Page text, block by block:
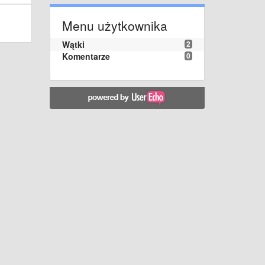
Menu użytkownika
2
Wątki
0
Komentarze